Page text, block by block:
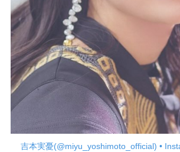
吉本実憂(@miyu_yoshimoto_official) •